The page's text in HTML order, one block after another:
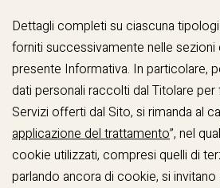
Dettagli completi su ciascuna
forniti successivamente nelle sezioni
presente Informativa. In particolare,
dati personali raccolti dal Titolare per
Servizi offerti dal Sito, si rimanda al
applicazione del trattamento”, nel
cookie utilizzati, compresi quelli di
parlando ancora di cookie, si